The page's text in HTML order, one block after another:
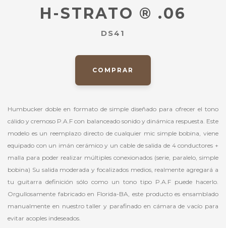
H-STRATO ® .06
DS41
COMPRAR
Humbucker doble en formato de simple diseñado para ofrecer el tono
cálido y cremoso P.A.F con balanceado sonido y dinámica respuesta. Este
modelo es un reemplazo directo de cualquier mic simple bobina, viene
equipado con un imán cerámico y un cable de salida de 4 conductores +
malla para poder realizar múltiples conexionados (serie, paralelo, simple
bobina) Su salida moderada y focalizados medios, realmente agregará a
tu guitarra definición sólo como un tono tipo P.A.F puede hacerlo.
Orgullosamente fabricado en Florida-BA, este producto es ensamblado
manualmente en nuestro taller y parafinado en cámara de vacío para
evitar acoples indeseados.